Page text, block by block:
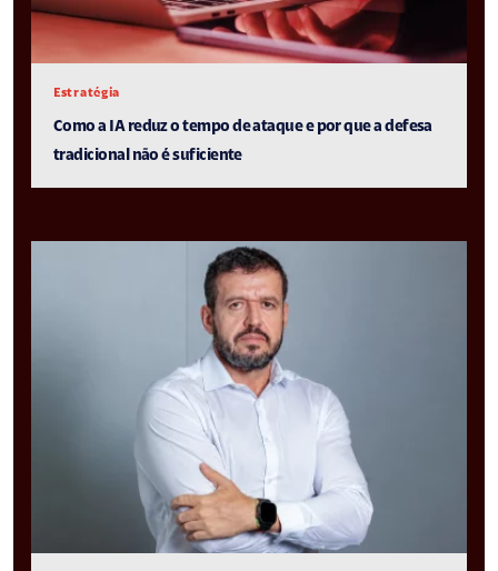
Estratégia
Como a IA reduz o tempo de ataque e por que a defesa
tradicional não é suficiente